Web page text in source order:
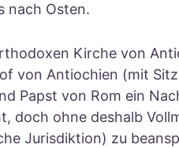
nach Osten.
Kirche von
von Antiochien (mit
Papst von Rom ein
doch ohne deshalb
Jurisdiktion) zu